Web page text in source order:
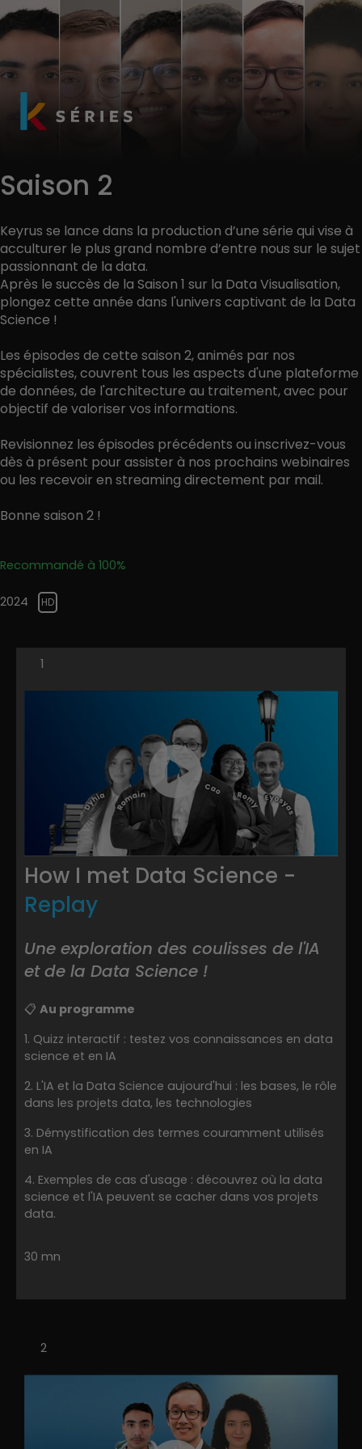
Saison 2
Keyrus se lance dans la production d’une série qui vise à
acculturer le plus grand nombre d’entre nous sur le sujet
passionnant de la data.
Après le succès de la Saison 1 sur la Data Visualisation,
plongez cette année dans l'univers captivant de la Data
Science !
Les épisodes de cette saison 2, animés par nos
spécialistes, couvrent tous les aspects d'une plateforme
de données, de l'architecture au traitement, avec pour
objectif de valoriser vos informations.
Revisionnez les épisodes précédents ou inscrivez-vous
dès à présent pour assister à nos prochains webinaires
ou les recevoir en streaming directement par mail.
Bonne saison 2 !
Recommandé à 100%
2024 HD
1
How I met Data Science -
Replay
Une exploration des coulisses de l'IA
et de la Data Science !
📋 Au programme
1️. Quizz interactif : testez vos connaissances en data
science et en IA
2️. L'IA et la Data Science aujourd'hui : les bases, le rôle
dans les projets data, les technologies
3️. Démystification des termes couramment utilisés
en IA
4️. Exemples de cas d'usage : découvrez où la data
science et l'IA peuvent se cacher dans vos projets
data.
30 mn
2